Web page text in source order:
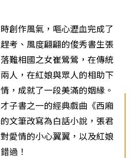
創作風氣，嘔心瀝血完成了
考、風度翩翩的俊秀書生張
難相國之女崔鶯鶯，在傳統
人，在紅娘與眾人的相助下
，成就了一段美滿的姻緣。
書之一的經典戲曲《西廂
文筆改寫為白話小說，張君
愛情的小心翼翼，以及紅娘
過！